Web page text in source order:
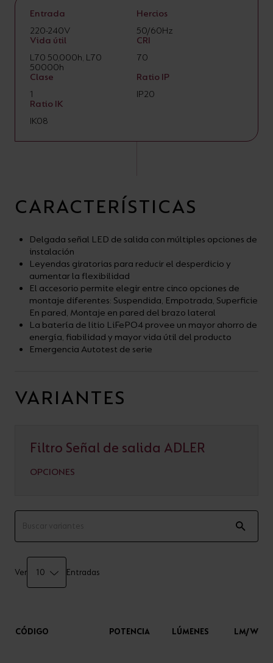
Entrada
220-240V
Hercios
50/60Hz
Vida útil
L70 50,000h, L70
50000h
CRI
70
Clase
1
Ratio IP
IP20
Ratio IK
IK08
CARACTERÍSTICAS
Delgada señal LED de salida con múltiples opciones de
instalación
Leyendas giratorias para reducir el desperdicio y
aumentar la flexibilidad
El accesorio permite elegir entre cinco opciones de
montaje diferentes: Suspendida, Empotrada, Superficie
En pared, Montaje en pared del brazo lateral
La batería de litio LiFePO4 provee un mayor ahorro de
energía, fiabilidad y mayor vida útil del producto
Emergencia Autotest de serie
VARIANTES
Filtro Señal de salida ADLER
OPCIONES
Ver Entradas
CÓDIGO POTENCIA LÚMENES LM/W